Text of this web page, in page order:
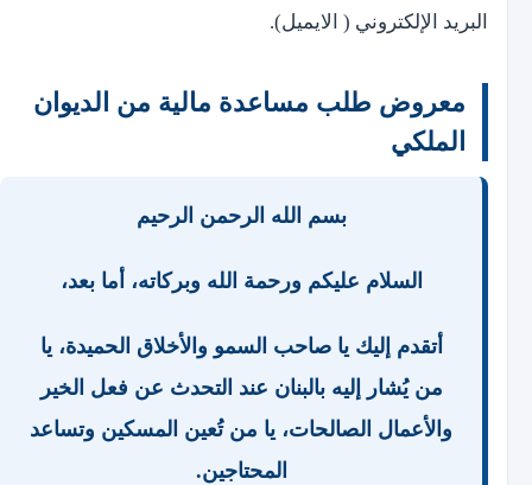
البريد الإلكتروني ( الايميل).
معروض طلب مساعدة مالية من الديوان
الملكي
بسم الله الرحمن الرحيم
السلام عليكم ورحمة الله وبركاته، أما بعد،
أتقدم إليك يا صاحب السمو والأخلاق الحميدة، يا
من يُشار إليه بالبنان عند التحدث عن فعل الخير
والأعمال الصالحات، يا من تُعين المسكين وتساعد
المحتاجين.